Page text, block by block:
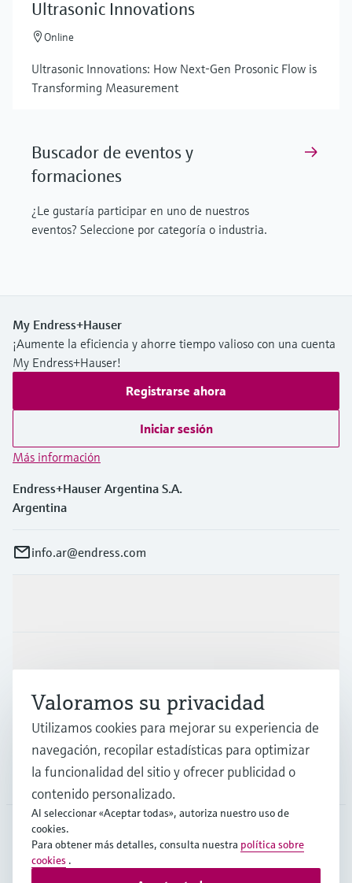
Ultrasonic Innovations
Online
Ultrasonic Innovations: How Next-Gen Prosonic Flow is
Transforming Measurement
Buscador de eventos y
formaciones
¿Le gustaría participar en uno de nuestros
eventos? Seleccione por categoría o industria.
My Endress+Hauser
¡Aumente la eficiencia y ahorre tiempo valioso con una cuenta
My Endress+Hauser!
Registrarse ahora
Iniciar sesión
Más información
Endress+Hauser Argentina S.A.
Argentina
info.ar@endress.com
Compañía
ARG•Español
Valoramos su privacidad
Utilizamos cookies para mejorar su experiencia de
navegación, recopilar estadísticas para optimizar
la funcionalidad del sitio y ofrecer publicidad o
contenido personalizado.
Al seleccionar «Aceptar todas», autoriza nuestro uso de
cookies.
Para obtener más detalles, consulta nuestra política sobre
cookies .